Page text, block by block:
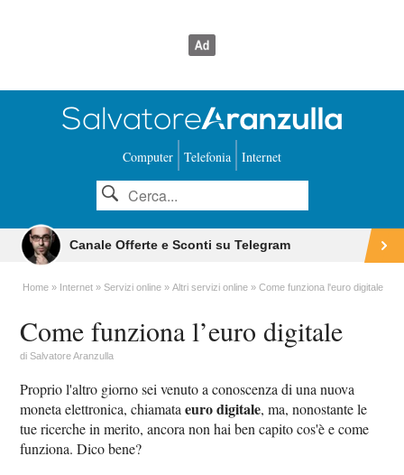
Computer Telefonia Internet
Canale Offerte e Sconti su Telegram
Home Internet Servizi online Altri servizi online Come funziona l'euro digitale
Come funziona l’euro digitale
diSalvatore Aranzulla
Proprio l'altro giorno sei venuto a conoscenza di una nuova
moneta elettronica, chiamataeuro digitale, ma, nonostante le
tue ricerche in merito, ancora non hai ben capito cos'è e come
funziona. Dico bene?